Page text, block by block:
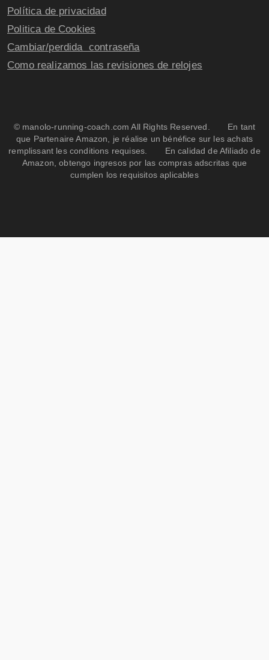
Política de privacidad
Politica de Cookies
Cambiar/perdida contraseña
Como realizamos las revisiones de relojes
© manolo-running-coach.com All Rights Reserved. En tant
que Partenaire Amazon, je réalise un bénéfice sur les achats
remplissant les conditions requises. En calidad de Afiliado de
Amazon, obtengo ingresos por las compras adscritas que
cumplen los requisitos aplicables